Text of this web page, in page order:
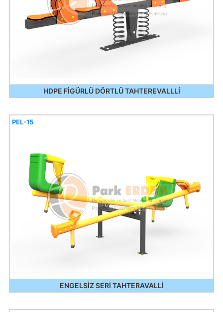
HDPE FİGÜRLÜ DÖRTLÜ TAHTEREVALLLİ
ENGELSİZ SERİ TAHTERAVALLİ
PEL-15